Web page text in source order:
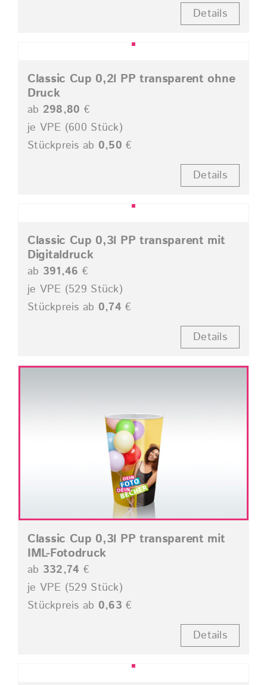
Details
Classic Cup 0,2l PP transparent ohne
Druck
ab 298,80 €
je VPE (600 Stück)
Stückpreis ab 0,50 €
Details
Classic Cup 0,3l PP transparent mit
Digitaldruck
ab 391,46 €
je VPE (529 Stück)
Stückpreis ab 0,74 €
Details
Classic Cup 0,3l PP transparent mit
IML-Fotodruck
ab 332,74 €
je VPE (529 Stück)
Stückpreis ab 0,63 €
Details